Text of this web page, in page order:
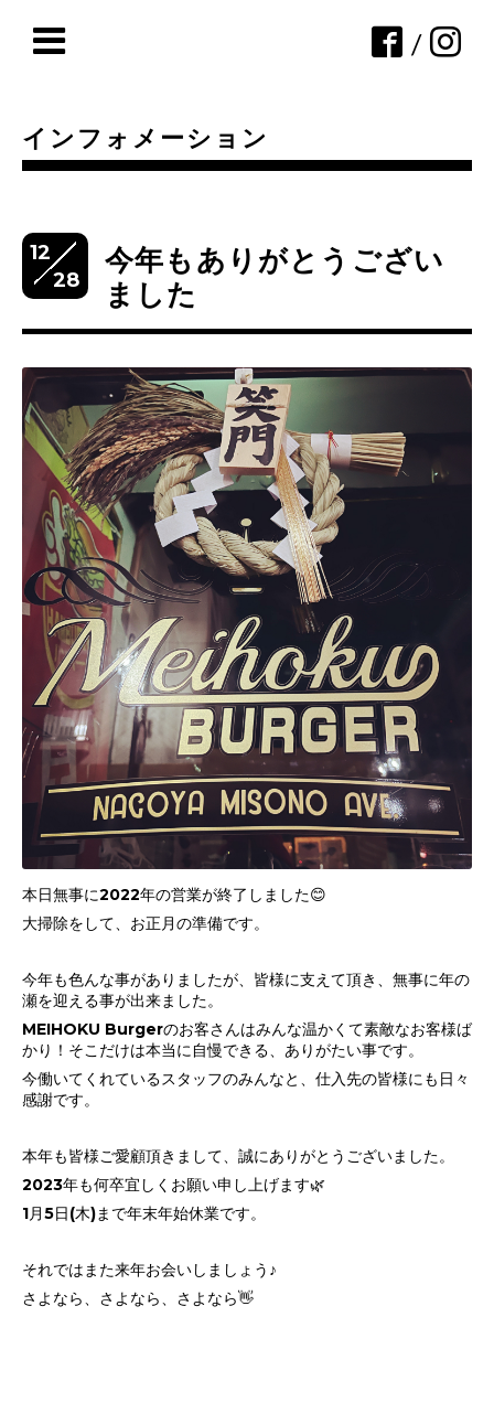
/
インフォメーション
12
28
今年もありがとうござい
ました
本日無事に2022年の営業が終了しました😊
大掃除をして、お正月の準備です。
今年も色んな事がありましたが、皆様に支えて頂き、無事に年の
瀬を迎える事が出来ました。
MEIHOKU Burgerのお客さんはみんな温かくて素敵なお客様ば
かり！そこだけは本当に自慢できる、ありがたい事です。
今働いてくれているスタッフのみんなと、仕入先の皆様にも日々
感謝です。
本年も皆様ご愛顧頂きまして、誠にありがとうございました。
2023年も何卒宜しくお願い申し上げます🌿
1月5日(木)まで年末年始休業です。
それではまた来年お会いしましょう♪
さよなら、さよなら、さよなら👋